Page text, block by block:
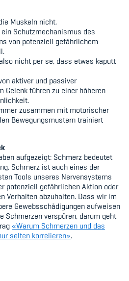
Muskeln nicht.
Schutzmechanismus des
von potenziell gefährlichem
nicht per se, dass etwas kaputt
aktiver und passiver
Gelenk führen zu einer höheren
zusammen mit motorischer
Bewegungsmustern trainiert
aufgezeigt: Schmerz bedeutet
Schmerz ist auch eines der
Tools unseres Nervensystems
potenziell gefährlichen Aktion oder
Verhalten abzuhalten. Dass wir im
Gewebsschädigungen aufweisen
Schmerzen verspüren, darum geht
«Warum Schmerzen und das
selten korrelieren».